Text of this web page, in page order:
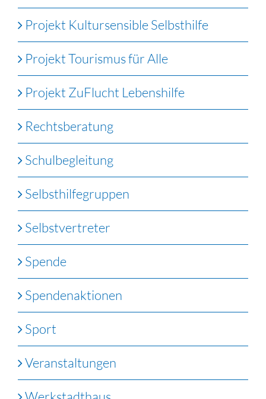
Projekt Kultursensible Selbsthilfe
Projekt Tourismus für Alle
Projekt ZuFlucht Lebenshilfe
Rechtsberatung
Schulbegleitung
Selbsthilfegruppen
Selbstvertreter
Spende
Spendenaktionen
Sport
Veranstaltungen